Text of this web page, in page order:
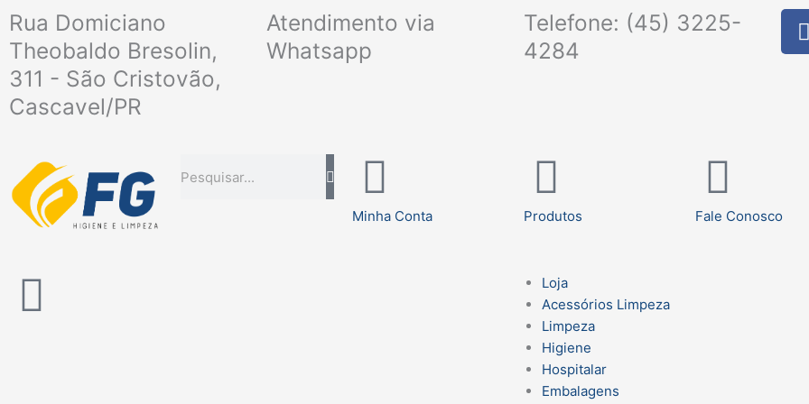
para
conteúdo
Rua Domiciano
Theobaldo Bresolin,
311 - São Cristovão,
Cascavel/PR
Atendimento via
Whatsapp
Telefone: (45) 3225-
4284
F
a
Minha Conta Produtos Fale Conosco
Loja
Acessórios Limpeza
Limpeza
Higiene
Hospitalar
Embalagens